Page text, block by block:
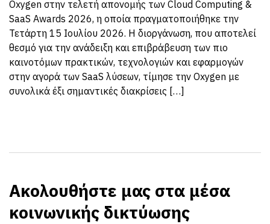
Oxygen στην τελετή απονομής των Cloud Computing &
SaaS Awards 2026, η οποία πραγματοποιήθηκε την
Τετάρτη 15 Ιουλίου 2026. Η διοργάνωση, που αποτελεί
θεσμό για την ανάδειξη και επιβράβευση των πιο
καινοτόμων πρακτικών, τεχνολογιών και εφαρμογών
στην αγορά των SaaS λύσεων, τίμησε την Oxygen με
συνολικά έξι σημαντικές διακρίσεις […]
Ακολουθήστε μας στα μέσα
κοινωνικής δικτύωσης